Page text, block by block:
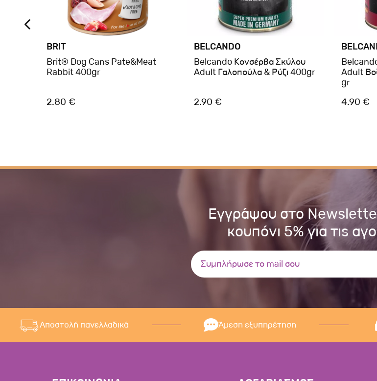
BRIT
Brit® Dog Cans Pate&Meat
Rabbit 400gr
2.80 €
BELCANDO
Belcando Κονσέρβα Σκύλου
Adult Γαλοπούλα & Ρύζι 400gr
2.90 €
Adult
gr
4.90 €
Εγγράψου στο
κουπόνι 5% για τις
Αποστολή πανελλαδικά Άμεση εξυπηρέτηση